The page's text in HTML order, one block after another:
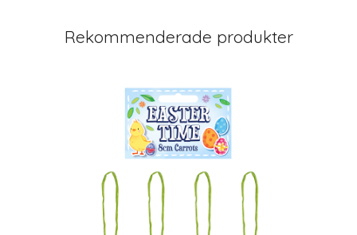
Rekommenderade produkter